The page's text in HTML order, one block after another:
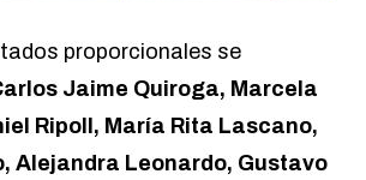
proporcionales se
Jaime Quiroga, Marcela
Ripoll, María Rita Lascano,
Alejandra Leonardo, Gustavo